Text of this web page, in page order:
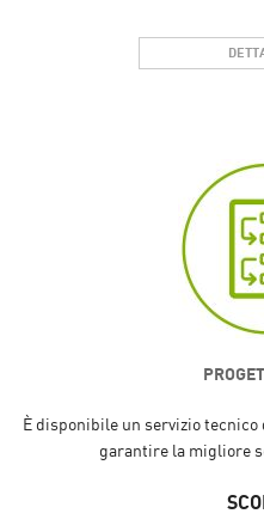
È disponibile un servizio
garantire la migliore